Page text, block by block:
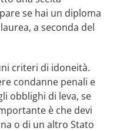
se hai un diploma
a seconda del
criteri di idoneità.
condanne penali e
obblighi di leva, se
è che devi
o di un altro Stato